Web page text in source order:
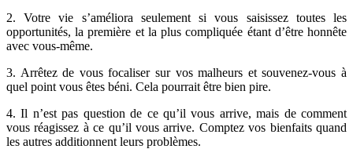
2. Votre vie s’améliora seulement si vous saisissez toutes les
opportunités, la première et la plus compliquée étant d’être honnête
avec vous-même.
3. Arrêtez de vous focaliser sur vos malheurs et souvenez-vous à
quel point vous êtes béni. Cela pourrait être bien pire.
4. Il n’est pas question de ce qu’il vous arrive, mais de comment
vous réagissez à ce qu’il vous arrive. Comptez vos bienfaits quand
les autres additionnent leurs problèmes.